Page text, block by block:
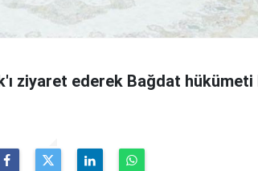
ziyaret ederek Bağdat hükümeti